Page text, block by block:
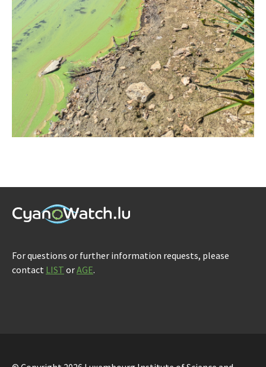
For questions or further information requests, please
contact LIST orAGE.